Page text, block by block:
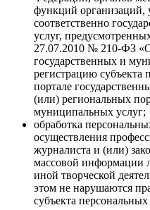
функций организаций,
соответственно
услуг,
27.07.2010 № 210-ФЗ
государственных и
регистрацию
портале
(или) региональных
муниципальных услуг;
обработка
осуществления
журналиста и (или)
массовой информации
иной творческой
этом не нарушаются
субъекта